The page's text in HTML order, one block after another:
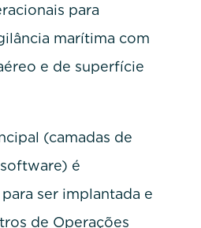
para
marítima com
e de superfície
(camadas de
é
ser implantada e
de Operações